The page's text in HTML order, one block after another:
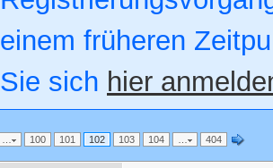
einem früheren
Sie sich hier
… 100 101 102 103 104 … 404